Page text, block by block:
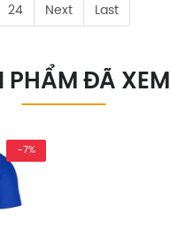
24 Next Last
PHẨM ĐÃ XEM
-7%